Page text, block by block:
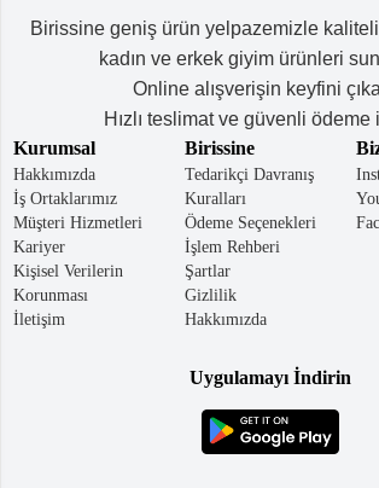
Birissine geniş ürün yelpazemizle
kadın ve erkek giyim ürünleri
Online alışverişin keyfini
Hızlı teslimat ve güvenli ödeme
Kurumsal
Hakkımızda
İş Ortaklarımız
Müşteri Hizmetleri
Kariyer
Kişisel Verilerin
Korunması
İletişim
Birissine
Tedarikçi Davranış
Kuralları
Ödeme Seçenekleri
İşlem Rehberi
Şartlar
Gizlilik
Hakkımızda
Uygulamayı İndirin